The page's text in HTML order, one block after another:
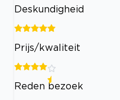
Deskundigheid
Prijs/kwaliteit
Reden bezoek